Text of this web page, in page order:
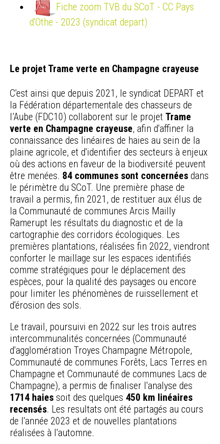
Fiche zoom TVB du SCoT - CC Pays
d'Othe - 2023 (syndicat depart)
Le projet Trame verte en Champagne crayeuse
C'est ainsi que depuis 2021, le syndicat DEPART et
la Fédération départementale des chasseurs de
l’Aube (FDC10) collaborent sur le projet Trame
verte en Champagne crayeuse, afin d'affiner la
connaissance des linéaires de haies au sein de la
plaine agricole, et d'identifier des secteurs à enjeux
où des actions en faveur de la biodiversité peuvent
être menées. 84 communes sont concernées dans
le périmètre du SCoT. Une première phase de
travail a permis, fin 2021, de restituer aux élus de
la Communauté de communes Arcis Mailly
Ramerupt les résultats du diagnostic et de la
cartographie des corridors écologiques. Les
premières plantations, réalisées fin 2022, viendront
conforter le maillage sur les espaces identifiés
comme stratégiques pour le déplacement des
espèces, pour la qualité des paysages ou encore
pour limiter les phénomènes de ruissellement et
d'érosion des sols.
Le travail, poursuivi en 2022 sur les trois autres
intercommunalités concernées (Communauté
d'agglomération Troyes Champagne Métropole,
Communauté de communes Forêts, Lacs Terres en
Champagne et Communauté de communes Lacs de
Champagne), a permis de finaliser l'analyse des
1714 haies soit des quelques 450 km linéaires
recensés. Les resultats ont été partagés au cours
de l'année 2023 et de nouvelles plantations
réalisées à l'automne.